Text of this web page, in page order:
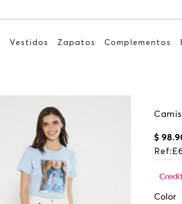
Vestidos Zapatos Complementos
$ 98.
Ref:
Color